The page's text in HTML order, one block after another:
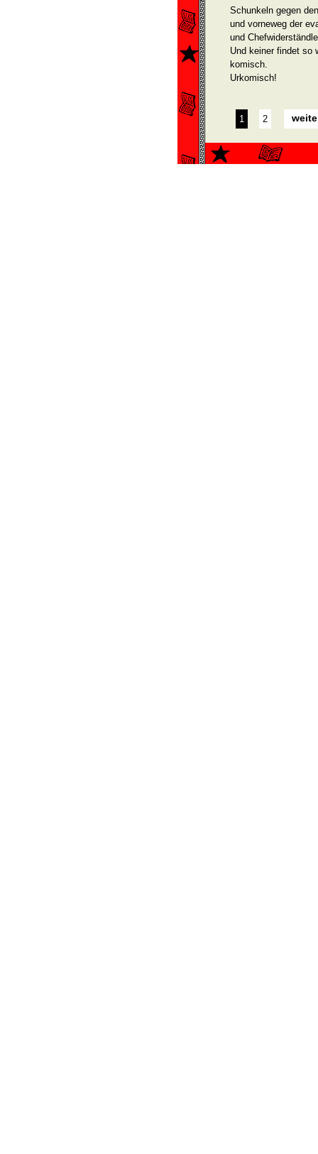
Schunkeln gegen
und vorneweg der
und
Und keiner findet so
komisch.
Urkomisch!
1 2